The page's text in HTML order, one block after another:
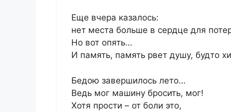
Еще вчера казалось:
нет места больше в сердце для
Но вот опять…
И память, память рвет душу, будто
Бедою завершилось лето…
Ведь мог машину бросить, мог!
Хотя прости – от боли это,